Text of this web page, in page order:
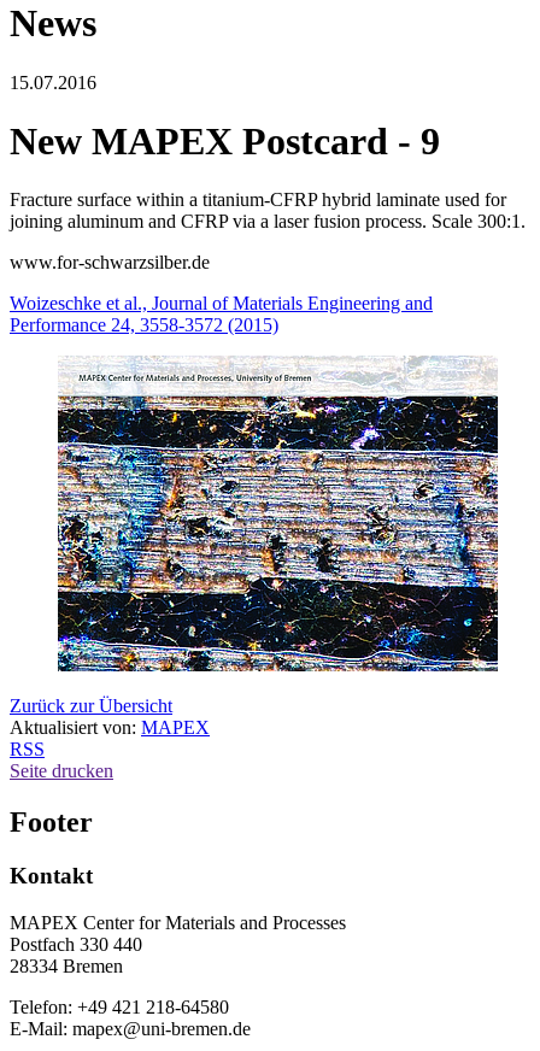
News
15.07.2016
New MAPEX Postcard - 9
Fracture surface within a titanium-CFRP hybrid laminate used for
joining aluminum and CFRP via a laser fusion process. Scale 300:1.
www.for-schwarzsilber.de
Woizeschke et al., Journal of Materials Engineering and
Performance 24, 3558-3572 (2015)
Zurück zur Übersicht
Aktualisiert von: MAPEX
RSS
Seite drucken
Footer
Kontakt
MAPEX Center for Materials and Processes
Postfach 330 440
28334 Bremen
Telefon: +49 421 218-64580
E-Mail: mapex@uni-bremen.de